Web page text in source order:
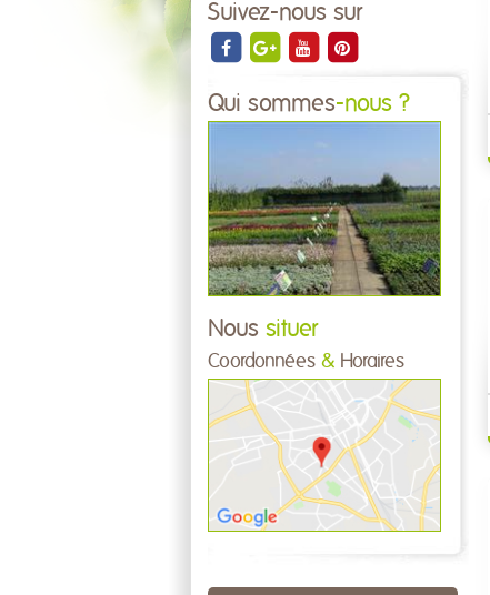
Suivez-nous sur
Qui sommes-nous ?
Nous situer
Coordonnées & Horaires